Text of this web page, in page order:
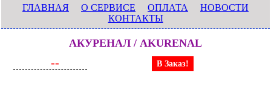
ГЛАВНАЯ О СЕРВИСЕ ОПЛАТА
НОВОСТИ
КОНТАКТЫ
АКУРЕНАЛ / AKURENAL
-- В Заказ!